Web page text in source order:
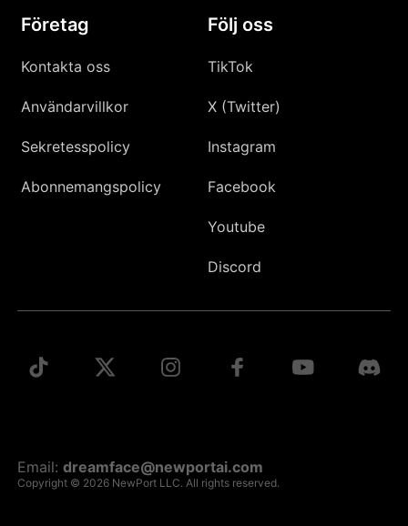
Företag
Kontakta oss
Användarvillkor
Sekretesspolicy
Abonnemangspolicy
Följ oss
TikTok
X (Twitter)
Instagram
Facebook
Youtube
Discord
Email:dreamface@newportai.com